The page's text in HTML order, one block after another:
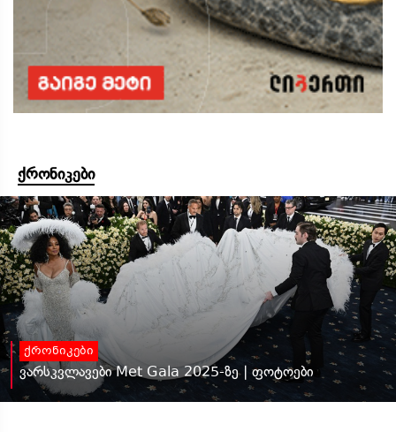
ქრონიკები
ქრონიკები
ვარსკვლავები Met Gala 2025-ზე | ფოტოები